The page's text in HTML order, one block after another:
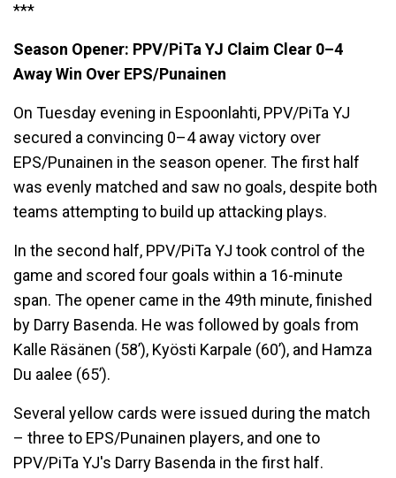
***
Season Opener: PPV/PiTa YJ Claim Clear 0–4
Away Win Over EPS/Punainen
On Tuesday evening in Espoonlahti, PPV/PiTa YJ
secured a convincing 0–4 away victory over
EPS/Punainen in the season opener. The first half
was evenly matched and saw no goals, despite both
teams attempting to build up attacking plays.
In the second half, PPV/PiTa YJ took control of the
game and scored four goals within a 16-minute
span. The opener came in the 49th minute, finished
by Darry Basenda. He was followed by goals from
Kalle Räsänen (58’), Kyösti Karpale (60’), and Hamza
Du aalee (65’).
Several yellow cards were issued during the match
– three to EPS/Punainen players, and one to
PPV/PiTa YJ's Darry Basenda in the first half.